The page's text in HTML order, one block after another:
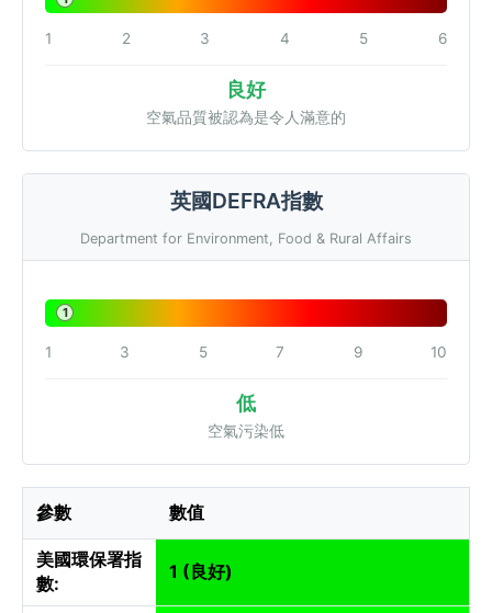
1 2 3 4 5 6
良好
空氣品質被認為是令人滿意的
英國DEFRA指數
Department for Environment, Food & Rural Affairs
1
1 3 5 7 9 10
低
空氣污染低
參數 數值
美國環保署指
數:
1 (良好)